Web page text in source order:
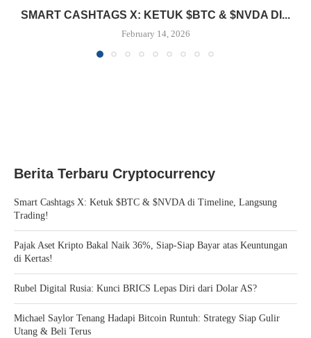
SMART CASHTAGS X: KETUK $BTC & $NVDA DI...
February 14, 2026
Berita Terbaru Cryptocurrency
Smart Cashtags X: Ketuk $BTC & $NVDA di Timeline, Langsung
Trading!
Pajak Aset Kripto Bakal Naik 36%, Siap-Siap Bayar atas Keuntungan
di Kertas!
Rubel Digital Rusia: Kunci BRICS Lepas Diri dari Dolar AS?
Michael Saylor Tenang Hadapi Bitcoin Runtuh: Strategy Siap Gulir
Utang & Beli Terus